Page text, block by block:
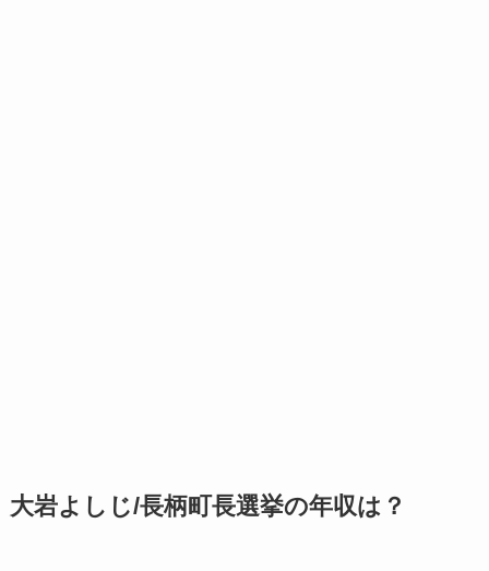
大岩よしじ/長柄町長選挙の年収は？